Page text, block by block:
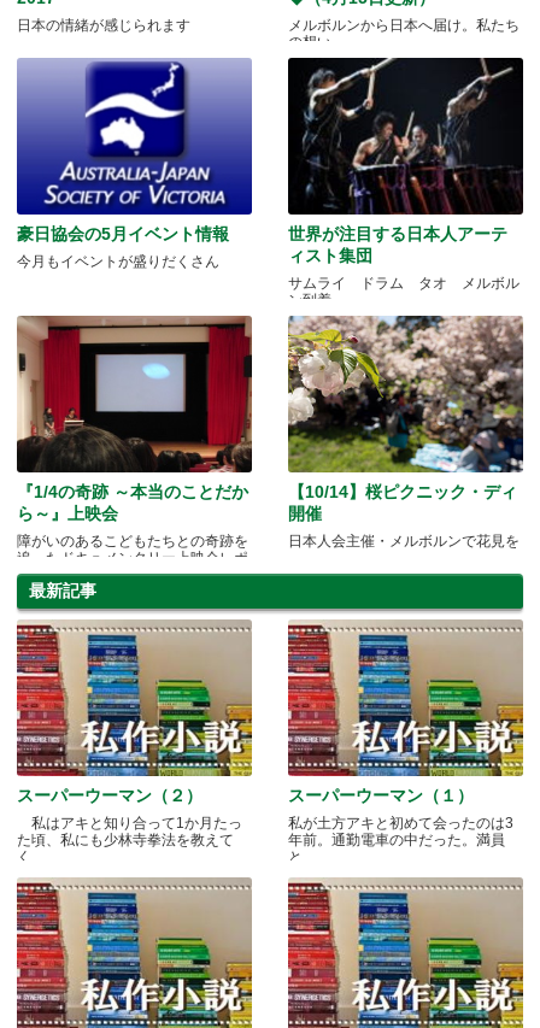
日本の情緒が感じられます
メルボルンから日本へ届け。私たち
の想い
豪日協会の5月イベント情報
今月もイベントが盛りだくさん
世界が注目する日本人アーテ
ィスト集団
サムライ ドラム タオ メルボル
ン到着
『1/4の奇跡 ～本当のことだか
ら～』上映会
障がいのあるこどもたちとの奇跡を
追ったドキュメンタリー上映会レポ
【10/14】桜ピクニック・ディ
開催
日本人会主催・メルボルンで花見を
最新記事
スーパーウーマン（２）
私はアキと知り合って1か月たっ
た頃、私にも少林寺拳法を教えて
く.....
スーパーウーマン（１）
私が土方アキと初めて会ったのは3
年前。通勤電車の中だった。満員
と.....